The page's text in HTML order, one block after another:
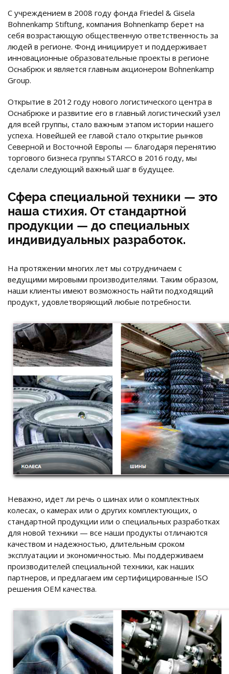
С учреждением в 2008 году фонда Friedel & Gisela
Bohnenkamp Stiftung, компания Bohnenkamp берет на
себя возрастающую общественную ответственность за
людей в регионе. Фонд инициирует и поддерживает
инновационные образовательные проекты в регионе
Оснабрюк и является главным акционером Bohnenkamp
Group.
Открытие в 2012 году нового логистического центра в
Оснабрюке и развитие его в главный логистический узел
для всей группы, стало важным этапом истории нашего
успеха. Новейшей ее главой стало открытие рынков
Северной и Восточной Европы — благодаря перенятию
торгового бизнеса группы STARCO в 2016 году, мы
сделали следующий важный шаг в будущее.
Сфера специальной техники — это
наша стихия. От стандартной
продукции — до специальных
индивидуальных разработок.
На протяжении многих лет мы сотрудничаем с
ведущими мировыми производителями. Таким образом,
наши клиенты имеют возможность найти подходящий
продукт, удовлетворяющий любые потребности.
Неважно, идет ли речь о шинах или о комплектных
колесах, о камерах или о других комплектующих, о
стандартной продукции или о специальных разработках
для новой техники — все наши продукты отличаются
качеством и надежностью, длительным сроком
эксплуатации и экономичностью. Мы поддерживаем
производителей специальной техники, как наших
партнеров, и предлагаем им сертифицированные ISO
решения ОЕМ качества.